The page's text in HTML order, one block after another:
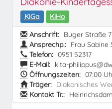
KiGa
KiHo
Anschrift: Buger Straße
Ansprechp.: Frau Sabine
Telefon: 0951 52317
E-Mail: kita-
Öffnungszeiten: 07:00
Träger: Diakonisches
Kontakt Tr.: